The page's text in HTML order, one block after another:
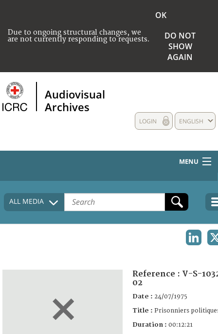
Due to ongoing structural changes, we
are not currently responding to requests.
OK
DO NOT
SHOW
AGAIN
Audiovisual
Archives
ENGLISH
LOGIN
MENU
HOME
COLLECTIONS DESCRIPTION
ALL MEDIA
Reference : V-S-
02
Date : 24/07/1975
Title : Prisonniers
Duration : 00:12:21